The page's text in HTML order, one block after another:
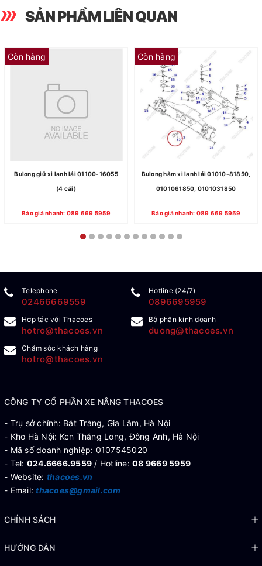
SẢN PHẨM LIÊN QUAN
Còn hàng
Bulong giữ xi lanh lái 01100-16055
(4 cái)
Báo giá nhanh: 089 669 5959
Còn hàng
Bulong hãm xi lanh lái 01010-81850,
0101061850, 0101031850
Báo giá nhanh: 089 669 5959
Telephone
02466669559
Hotline (24/7)
0896695959
Hợp tác với Thacoes
hotro@thacoes.vn
Bộ phận kinh doanh
duong@thacoes.vn
Chăm sóc khách hàng
hotro@thacoes.vn
CÔNG TY CỔ PHẦN XE NÂNG THACOES
- Trụ sở chính: Bát Tràng, Gia Lâm, Hà Nội
- Kho Hà Nội: Kcn Thăng Long, Đông Anh, Hà Nội
- Mã số doanh nghiệp: 0107545020
- Tel: 024.6666.9559 / Hotline: 08 9669 5959
- Website: thacoes.vn
- Email:thacoes@gmail.com
CHÍNH SÁCH
HƯỚNG DẪN